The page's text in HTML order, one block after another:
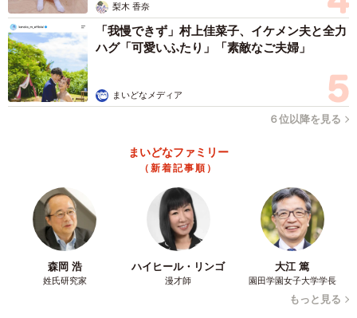
梨木 香奈
「我慢できず」村上佳菜子、イケメン夫と全力
ハグ「可愛いふたり」「素敵なご夫婦」
まいどなメディア
６位以降を見る
まいどなファミリー
（新着記事順）
森岡 浩
姓氏研究家
ハイヒール・リンゴ
漫才師
大江 篤
園田学園女子大学学長
もっと見る